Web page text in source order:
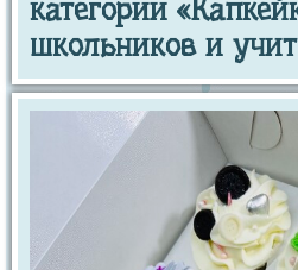
категории
школьников и